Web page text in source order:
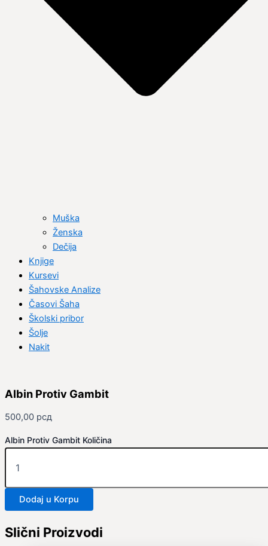
Muška
Ženska
Dečija
Knjige
Kursevi
Šahovske Analize
Časovi Šaha
Školski pribor
Šolje
Nakit
Albin Protiv Gambit
500,00 рсд
Albin Protiv Gambit Količina
Dodaj u Korpu
Slični Proizvodi